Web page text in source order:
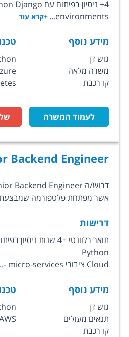
environments...
+קרא עוד
מידע נוסף
גוש דן
משרה מלאה
קו רכבת
לעמוד המשרה
Backend Engineer
אשר מפתחת פלטפורמה שמבצעת
דרישות
תואר רלוונטי +4 שנות ניסיון בפיתוח BE
Python
Cloud ציבורי micro-services -...
מידע נוסף
גוש דן
תנאים מעולים
קו רכבת